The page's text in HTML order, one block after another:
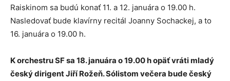
Raiskinom sa budú konať 11. a 12. januára o 19.00 h.
Nasledovať bude klavírny recitál Joanny Sochackej, a to
16. januára o 19.00 h.
K orchestru SF sa 18. januára o 19.00 h opäť vráti mladý
český dirigent Jiří Rožeň. Sólistom večera bude český